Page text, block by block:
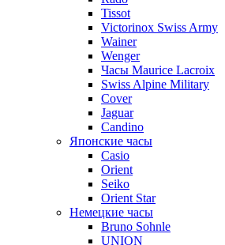
Tissot
Victorinox Swiss Army
Wainer
Wenger
Часы Maurice Lacroix
Swiss Alpine Military
Cover
Jaguar
Candino
Японские часы
Casio
Orient
Seiko
Orient Star
Немецкие часы
Bruno Sohnle
UNION